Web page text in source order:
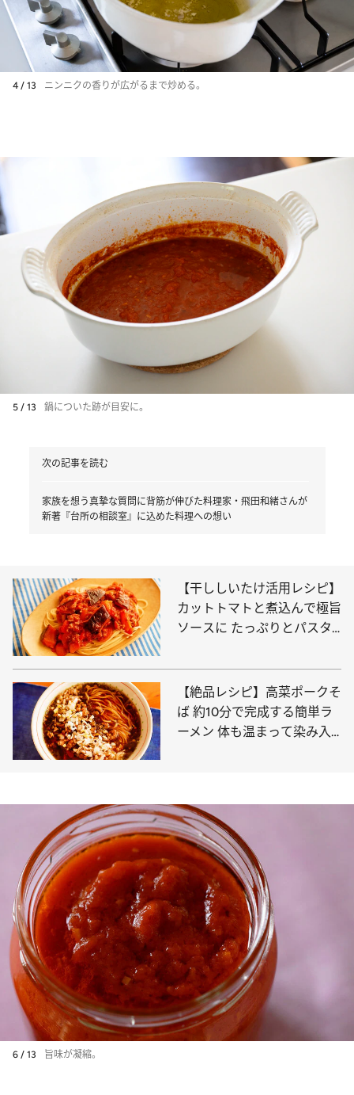
4 / 13 ニンニクの香りが広がるまで炒める。
5 / 13 鍋についた跡が目安に。
次の記事を読む
家族を想う真摯な質問に背筋が伸びた料理家・飛田和緒さんが
新著『台所の相談室』に込めた料理への想い
【干ししいたけ活用レシピ】
カットトマトと煮込んで極旨
ソースに たっぷりとパスタ
【絶品レシピ】高菜ポークそ
ば 約10分で完成する簡単ラ
ーメン 体も温まって染み入
6 / 13 旨味が凝縮。